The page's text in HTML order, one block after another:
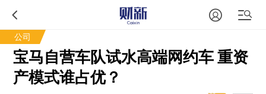
公司
宝马自营车队试水高端网约车 重资
产模式谁占优？